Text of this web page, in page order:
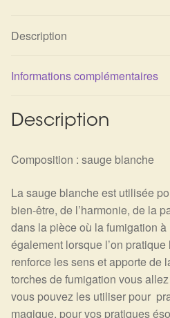
Description
Informations complémentaires
Description
Composition : sauge blanche
La sauge blanche est utilisée
bien-être, de l’harmonie, de la
dans la pièce où la fumigation à
également lorsque l’on
renforce les sens et apporte de
torches de fumigation vous
vous pouvez les utiliser pour
magique, pour vos pratiques